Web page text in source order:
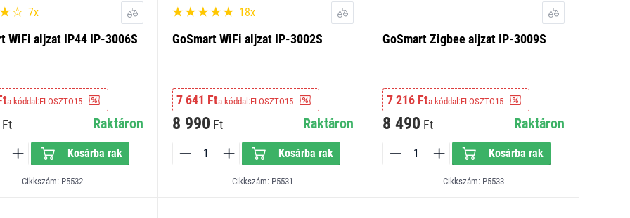
7x
WiFi aljzat IP44 IP-3006S
a kóddal:ELOSZTO15
Ft Raktáron
Kosárba rak
Cikkszám: P5532
18x
GoSmart WiFi aljzat IP-3002S
7 641 Fta kóddal:ELOSZTO15
8 990 Ft Raktáron
Kosárba rak
Cikkszám: P5531
GoSmart Zigbee aljzat IP-3009S
7 216 Fta kóddal:ELOSZTO15
8 490 Ft Raktáron
Kosárba rak
Cikkszám: P5533